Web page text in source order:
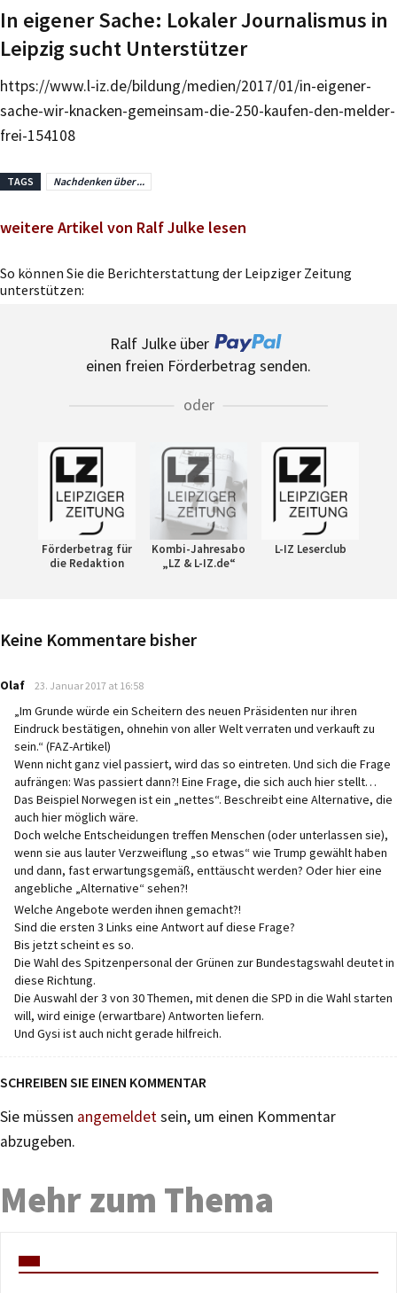
In eigener Sache: Lokaler Journalismus in
Leipzig sucht Unterstützer
https://www.l-iz.de/bildung/medien/2017/01/in-eigener-
sache-wir-knacken-gemeinsam-die-250-kaufen-den-melder-
frei-154108
TAGS Nachdenken über ...
weitere Artikel von Ralf Julke lesen
So können Sie die Berichterstattung der Leipziger Zeitung
unterstützen:
Ralf Julke über
einen freien Förderbetrag senden.
oder
Förderbetrag für
die Redaktion
Kombi-Jahresabo
„LZ & L-IZ.de“
L-IZ Leserclub
Keine Kommentare bisher
Olaf says:
23. Januar 2017 at 16:58
„Im Grunde würde ein Scheitern des neuen Präsidenten nur ihren
Eindruck bestätigen, ohnehin von aller Welt verraten und verkauft zu
sein.“ (FAZ-Artikel)
Wenn nicht ganz viel passiert, wird das so eintreten. Und sich die Frage
aufrängen: Was passiert dann?! Eine Frage, die sich auch hier stellt…
Das Beispiel Norwegen ist ein „nettes“. Beschreibt eine Alternative, die
auch hier möglich wäre.
Doch welche Entscheidungen treffen Menschen (oder unterlassen sie),
wenn sie aus lauter Verzweiflung „so etwas“ wie Trump gewählt haben
und dann, fast erwartungsgemäß, enttäuscht werden? Oder hier eine
angebliche „Alternative“ sehen?!
Welche Angebote werden ihnen gemacht?!
Sind die ersten 3 Links eine Antwort auf diese Frage?
Bis jetzt scheint es so.
Die Wahl des Spitzenpersonal der Grünen zur Bundestagswahl deutet in
diese Richtung.
Die Auswahl der 3 von 30 Themen, mit denen die SPD in die Wahl starten
will, wird einige (erwartbare) Antworten liefern.
Und Gysi ist auch nicht gerade hilfreich.
SCHREIBEN SIE EINEN KOMMENTAR
Sie müssen angemeldetsein, um einen Kommentar
abzugeben.
Mehr zum Thema